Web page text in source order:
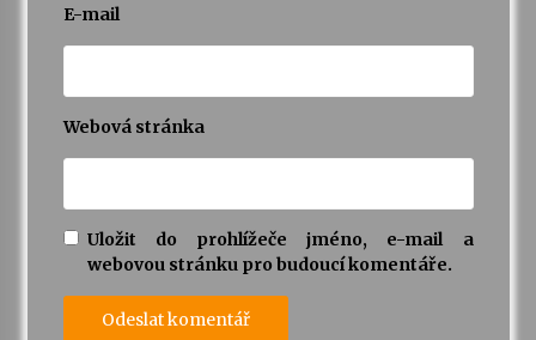
E-mail
Webová stránka
Uložit do prohlížeče jméno, e-mail a
webovou stránku pro budoucí komentáře.